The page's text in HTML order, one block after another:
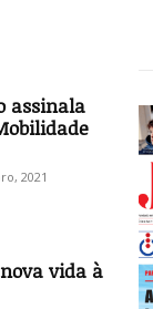
assinala
2021
vida à